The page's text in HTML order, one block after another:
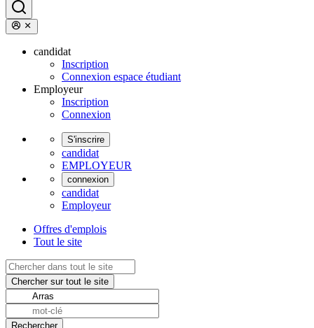
candidat
Inscription
Connexion espace étudiant
Employeur
Inscription
Connexion
S'inscrire
candidat
EMPLOYEUR
connexion
candidat
Employeur
Offres d'emplois
Tout le site